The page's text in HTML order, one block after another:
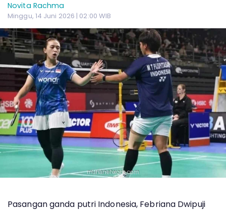
Novita Rachma
Minggu, 14 Juni 2026 | 02:00 WIB
Pasangan ganda putri Indonesia, Febriana Dwipuji